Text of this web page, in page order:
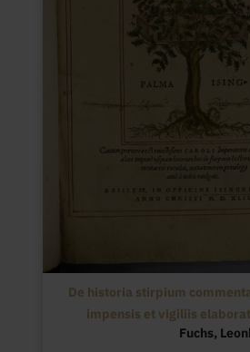
De historia stirpium
impensis et vigiliis
Fuchs,